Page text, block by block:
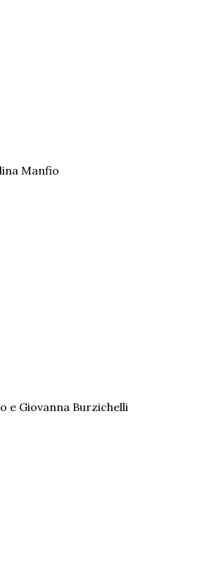
Manfio
e Giovanna Burzichelli